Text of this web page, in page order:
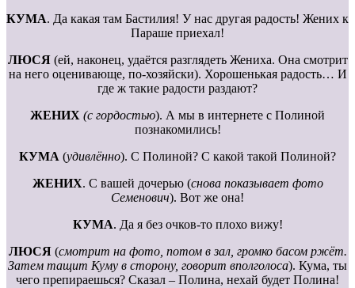
КУМА. Да какая там Бастилия! У нас другая радость! Жених к
Параше приехал!
ЛЮСЯ (ей, наконец, удаётся разглядеть Жениха. Она смотрит
на него оценивающе, по-хозяйски). Хорошенькая радость… И
где ж такие радости раздают?
ЖЕНИХ (с гордостью). А мы в интернете с Полиной
познакомились!
КУМА (удивлённо). С Полиной? С какой такой Полиной?
ЖЕНИХ. С вашей дочерью (снова показывает фото
Семенович). Вот же она!
КУМА. Да я без очков-то плохо вижу!
ЛЮСЯ(смотрит на фото, потом в зал, громко басом ржёт.
Затем тащит Куму в сторону, говорит вполголоса). Кума, ты
чего препираешься? Сказал – Полина, нехай будет Полина!